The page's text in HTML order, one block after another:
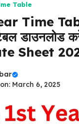
Table
Time
डाउनलोड
Sheet
March 6, 2025